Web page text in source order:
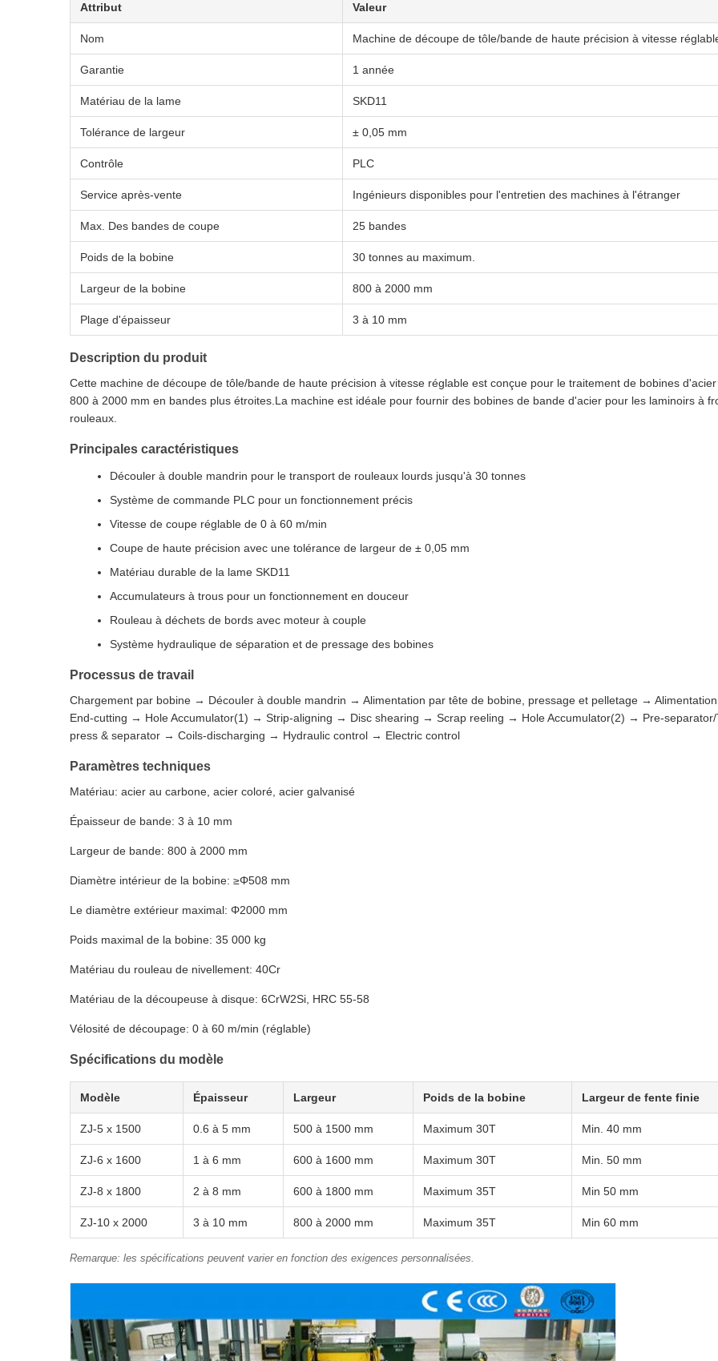
Attribut Valeur
Nom Machine de découpe de tôle/bande de haute précision à vitesse
Garantie 1 année
Matériau de la lame SKD11
Tolérance de largeur ± 0,05 mm
Contrôle PLC
Service après-vente Ingénieurs disponibles pour l'entretien des machines à l'étranger
Max. Des bandes de coupe 25 bandes
Poids de la bobine 30 tonnes au maximum.
Largeur de la bobine 800 à 2000 mm
Plage d'épaisseur 3 à 10 mm
Description du produit
Cette machine de découpe de tôle/bande de haute précision à vitesse réglable est conçue pour le traitement de bobines
800 à 2000 mm en bandes plus étroites.La machine est idéale pour fournir des bobines de bande d'acier pour les laminoirs à
rouleaux.
Principales caractéristiques
Découler à double mandrin pour le transport de rouleaux lourds jusqu'à 30 tonnes
Système de commande PLC pour un fonctionnement précis
Vitesse de coupe réglable de 0 à 60 m/min
Coupe de haute précision avec une tolérance de largeur de ± 0,05 mm
Matériau durable de la lame SKD11
Accumulateurs à trous pour un fonctionnement en douceur
Rouleau à déchets de bords avec moteur à couple
Système hydraulique de séparation et de pressage des bobines
Processus de travail
Chargement par bobine → Découler à double mandrin → Alimentation par tête de bobine, pressage et pelletage →
End-cutting → Hole Accumulator(1) → Strip-aligning → Disc shearing → Scrap reeling → Hole Accumulator(2) → Pre-
press & separator → Coils-discharging → Hydraulic control → Electric control
Paramètres techniques
Matériau: acier au carbone, acier coloré, acier galvanisé
Épaisseur de bande: 3 à 10 mm
Largeur de bande: 800 à 2000 mm
Diamètre intérieur de la bobine: ≥Φ508 mm
Le diamètre extérieur maximal: Φ2000 mm
Poids maximal de la bobine: 35 000 kg
Matériau du rouleau de nivellement: 40Cr
Matériau de la découpeuse à disque: 6CrW2Si, HRC 55-58
Vélosité de découpage: 0 à 60 m/min (réglable)
Spécifications du modèle
Modèle Épaisseur Largeur Poids de la bobine Largeur de fente finie
ZJ-5 x 1500 0.6 à 5 mm 500 à 1500 mm Maximum 30T Min. 40 mm
ZJ-6 x 1600 1 à 6 mm 600 à 1600 mm Maximum 30T Min. 50 mm
ZJ-8 x 1800 2 à 8 mm 600 à 1800 mm Maximum 35T Min 50 mm
ZJ-10 x 2000 3 à 10 mm 800 à 2000 mm Maximum 35T Min 60 mm
Remarque: les spécifications peuvent varier en fonction des exigences personnalisées.